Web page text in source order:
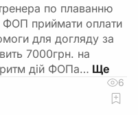
по плаванню
ФОП приймати оплати
для догляду за
7000грн. на
дій ФОПа…
6